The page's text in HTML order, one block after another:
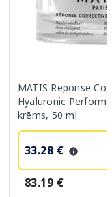
MATIS Reponse
Hyaluronic
krēms, 50 ml
33.28 €
83.19 €